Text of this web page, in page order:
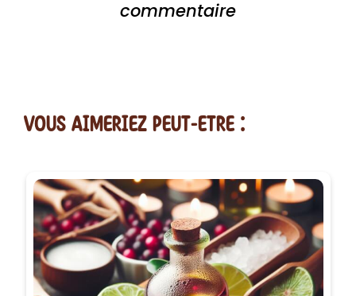
commentaire
vous AIMERiEZ PEUT-ETRE :